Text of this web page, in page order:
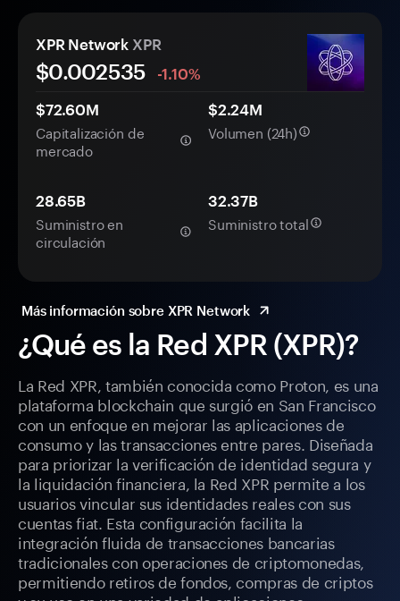
¿Qué es la Red XPR (XPR)?
La Red XPR, también conocida como Proton, es una
plataforma blockchain que surgió en San Francisco
con un enfoque en mejorar las aplicaciones de
consumo y las transacciones entre pares. Diseñada
para priorizar la verificación de identidad segura y
la liquidación financiera, la Red XPR permite a los
usuarios vincular sus identidades reales con sus
cuentas fiat. Esta configuración facilita la
integración fluida de transacciones bancarias
tradicionales con operaciones de criptomonedas,
permitiendo retiros de fondos, compras de criptos
XPR Network XPR
$0.002535
-1.10%
$72.60M
Capitalización de
mercado
$2.24M
Volumen (24h)
28.65B
Suministro en
circulación
32.37B
Suministro total
Más información sobre XPR Network